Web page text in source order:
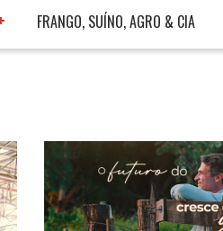
FRANGO, SUÍNO, AGRO & CIA